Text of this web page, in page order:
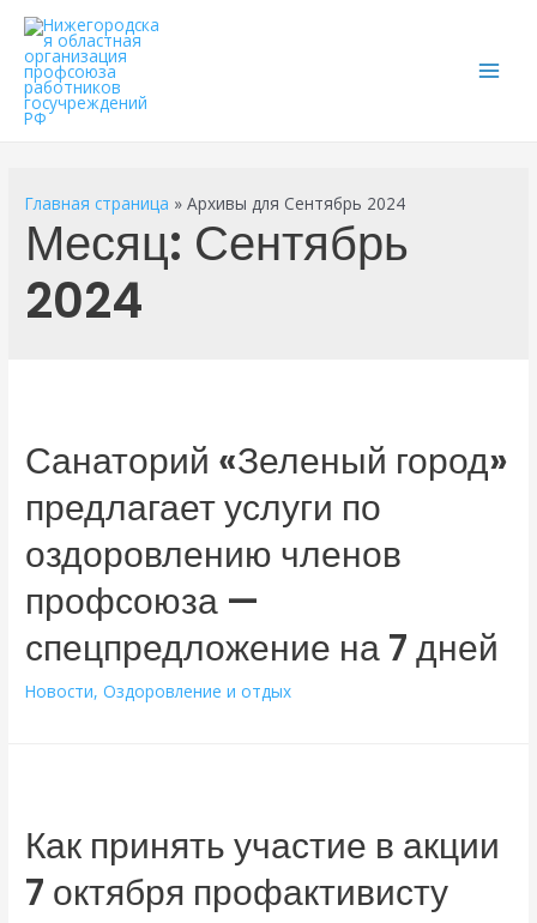
Главная страница »Архивы для Сентябрь 2024
Месяц: Сентябрь
2024
Санаторий «Зеленый город»
предлагает услуги по
оздоровлению членов
профсоюза —
спецпредложение на 7 дней
Новости,Оздоровление и отдых
Как принять участие в акции
7 октября профактивисту